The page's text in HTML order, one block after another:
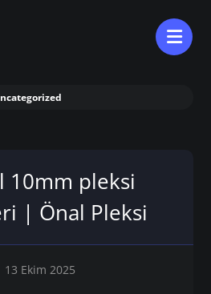
10mm pleksi
| Önal Pleksi
13 Ekim 2025